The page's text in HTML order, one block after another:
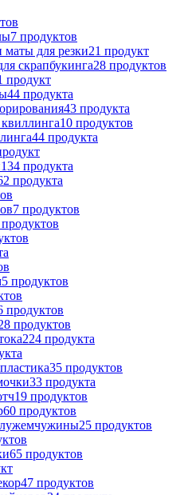
7 продуктов
для резки21 продукт
скрапбукинга28 продуктов
продукт
44 продукта
43 продукта
10 продуктов
44 продукта
134 продукта
продукта
7 продуктов
5 продуктов
продуктов
продуктов
224 продукта
35 продуктов
33 продукта
19 продуктов
60 продуктов
25 продуктов
65 продуктов
47 продуктов